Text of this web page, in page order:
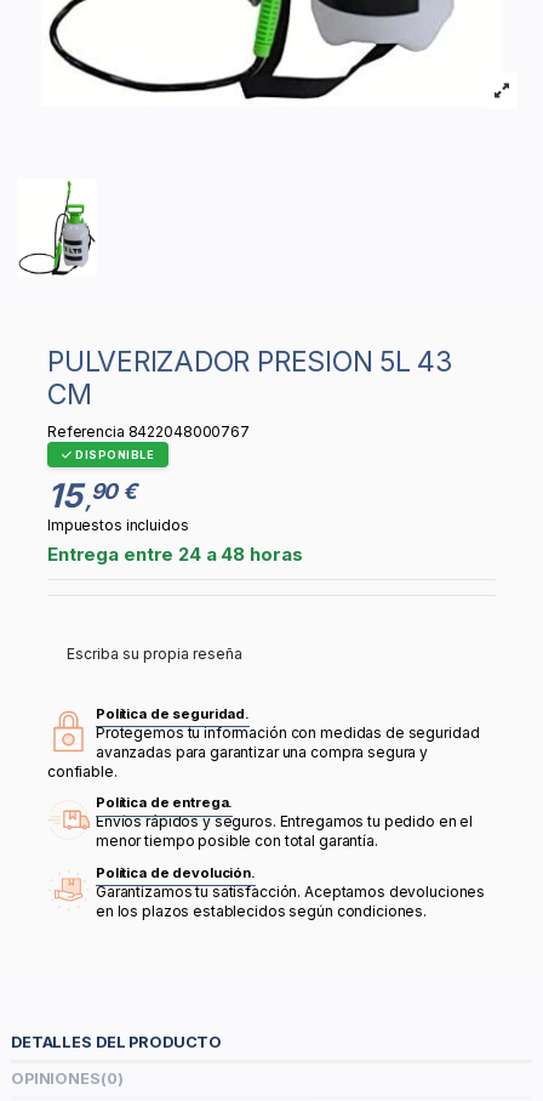
PULVERIZADOR PRESION 5L 43
CM
Referencia 8422048000767
DISPONIBLE
15 ,90 €
Impuestos incluidos
Entrega entre 24 a 48 horas
Escriba su propia reseña
Política de seguridad.
Protegemos tu información con medidas de seguridad
avanzadas para garantizar una compra segura y
confiable.
Política de entrega.
Envíos rápidos y seguros. Entregamos tu pedido en el
menor tiempo posible con total garantía.
Política de devolución.
Garantizamos tu satisfacción. Aceptamos devoluciones
en los plazos establecidos según condiciones.
DETALLES DEL PRODUCTO
OPINIONES(0)